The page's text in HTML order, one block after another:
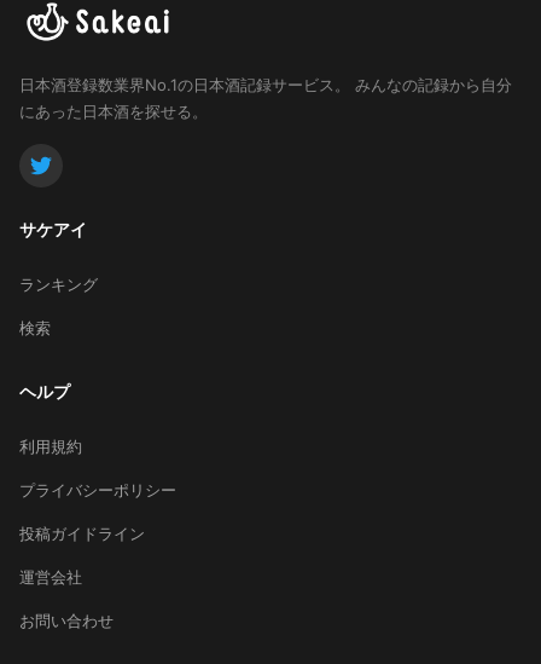
日本酒登録数業界No.1の日本酒記録サービス。
みんなの記録から自分
にあった日本酒を探せる。
サケアイ
ランキング
検索
ヘルプ
利用規約
プライバシーポリシー
投稿ガイドライン
運営会社
お問い合わせ